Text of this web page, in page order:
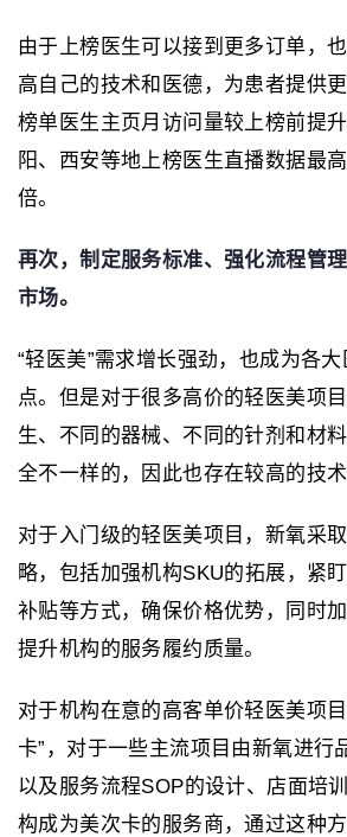
由于上榜医生可以接到更多订单，
高自己的技术和医德，为患者提供
榜单医生主页月访问量较上榜前提
阳、西安等地上榜医生直播数据最
倍。
再次，制定服务标准、强化流程管
市场。
“轻医美”需求增长强劲，也成为各
点。但是对于很多高价的轻医美项
生、不同的器械、不同的针剂和材
全不一样的，因此也存在较高的技术
对于入门级的轻医美项目，新氧采
略，包括加强机构SKU的拓展，紧
补贴等方式，确保价格优势，同时
提升机构的服务履约质量。
对于机构在意的高客单价轻医美项
卡”，对于一些主流项目由新氧进行
以及服务流程SOP的设计、店面培
构成为美次卡的服务商，通过这种